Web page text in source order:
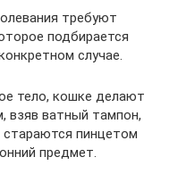
требуют
подбирается
случае.
тело, кошке делают
взяв ватный тампон,
стараются пинцетом
предмет.